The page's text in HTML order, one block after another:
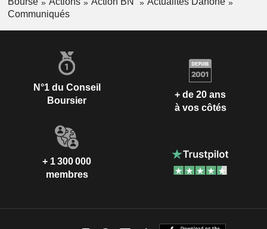
Communiqués
N°1 du Conseil
Boursier
+ de 20 ans
à vos côtés
+ 1 300 000
membres